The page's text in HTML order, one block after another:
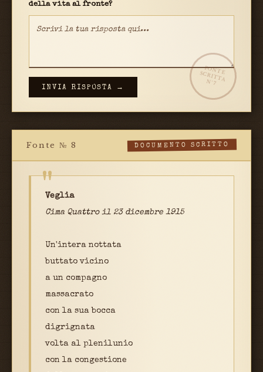
della vita al fronte?
INVIA RISPOSTA →
FONTE
SCRITTA
N°7
Fonte № 8 DOCUMENTO SCRITTO
Veglia
Cima Quattro il 23 dicembre 1915
Un'intera nottata
buttato vicino
a un compagno
massacrato
con la sua bocca
digrignata
volta al plenilunio
con la congestione